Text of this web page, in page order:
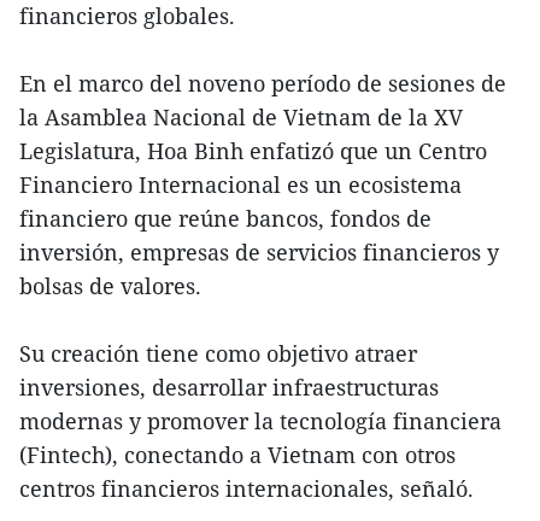
financieros globales.
En el marco del noveno período de sesiones de
la Asamblea Nacional de Vietnam de la XV
Legislatura, Hoa Binh enfatizó que un Centro
Financiero Internacional es un ecosistema
financiero que reúne bancos, fondos de
inversión, empresas de servicios financieros y
bolsas de valores.
Su creación tiene como objetivo atraer
inversiones, desarrollar infraestructuras
modernas y promover la tecnología financiera
(Fintech), conectando a Vietnam con otros
centros financieros internacionales, señaló.